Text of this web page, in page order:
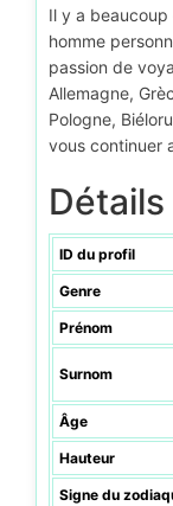
Il y a beaucoup
homme
passion de
Allemagne,
Pologne,
vous continuer
ID du profil
Genre
Prénom
Surnom
Âge
Hauteur
Signe du